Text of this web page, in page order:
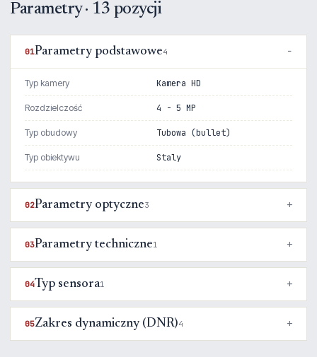
Parametry · 13 pozycji
01Parametry podstawowe4
Typ kamery Kamera HD
Rozdzielczość 4 - 5 MP
Typ obudowy Tubowa (bullet)
Typ obiektywu Staly
02Parametry optyczne3
03Parametry techniczne1
04Typ sensora1
05Zakres dynamiczny (DNR)4